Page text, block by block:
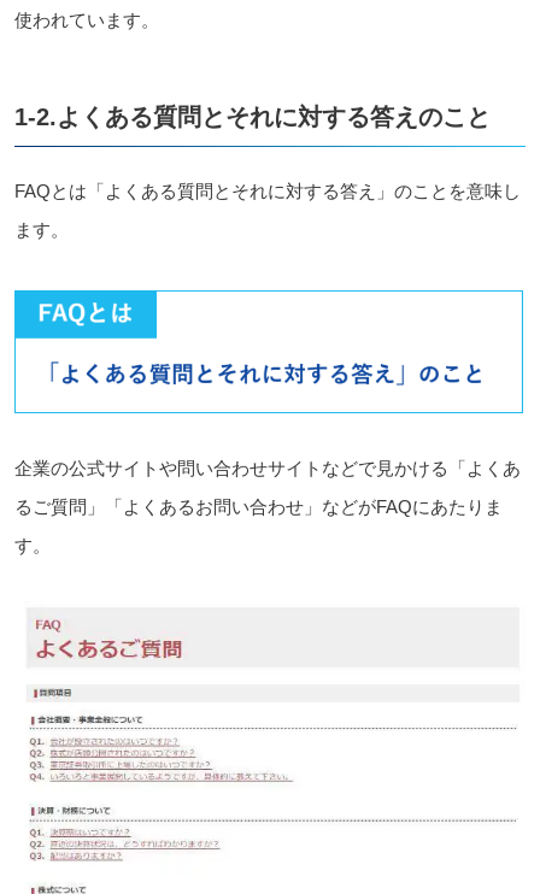
使われています。
1-2.よくある質問とそれに対する答えのこと
FAQとは「よくある質問とそれに対する答え」のことを意味し
ます。
企業の公式サイトや問い合わせサイトなどで見かける「よくあ
るご質問」「よくあるお問い合わせ」などがFAQにあたりま
す。